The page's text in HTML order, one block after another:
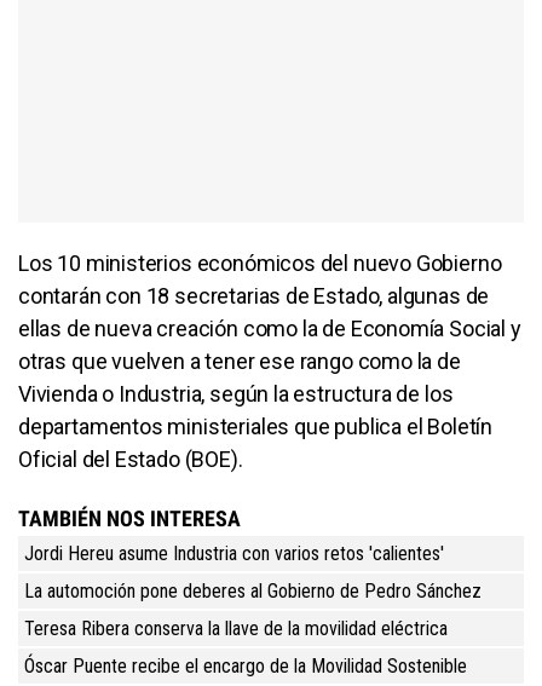
Los 10 ministerios económicos del nuevo Gobierno
contarán con 18 secretarias de Estado, algunas de
ellas de nueva creación como la de Economía Social y
otras que vuelven a tener ese rango como la de
Vivienda o Industria, según la estructura de los
departamentos ministeriales que publica el Boletín
Oficial del Estado (BOE).
TAMBIÉN NOS INTERESA
Jordi Hereu asume Industria con varios retos 'calientes'
La automoción pone deberes al Gobierno de Pedro Sánchez
Teresa Ribera conserva la llave de la movilidad eléctrica
Óscar Puente recibe el encargo de la Movilidad Sostenible